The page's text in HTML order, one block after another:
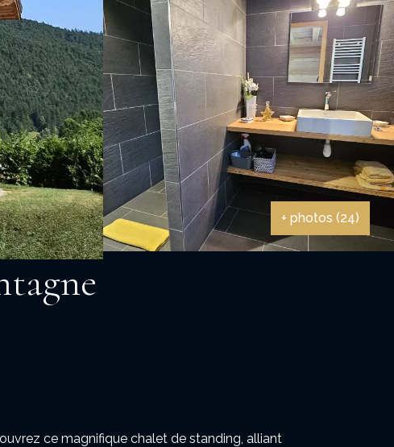
+ photos (24)
ce magnifique chalet de standing, alliant